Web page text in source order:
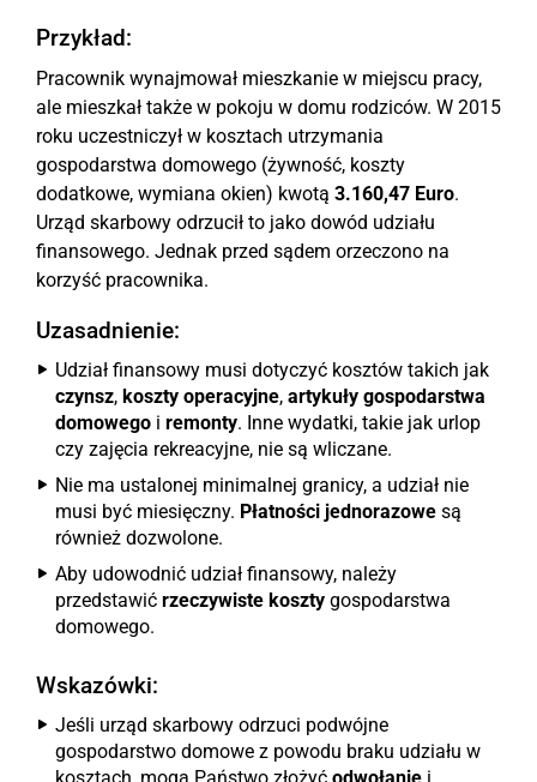
Przykład:
Pracownik wynajmował mieszkanie w miejscu pracy,
ale mieszkał także w pokoju w domu rodziców. W 2015
roku uczestniczył w kosztach utrzymania
gospodarstwa domowego (żywność, koszty
dodatkowe, wymiana okien) kwotą 3.160,47 Euro.
Urząd skarbowy odrzucił to jako dowód udziału
finansowego. Jednak przed sądem orzeczono na
korzyść pracownika.
Uzasadnienie:
Udział finansowy musi dotyczyć kosztów takich jak
czynsz, koszty operacyjne, artykuły gospodarstwa
domowego i remonty. Inne wydatki, takie jak urlop
czy zajęcia rekreacyjne, nie są wliczane.
Nie ma ustalonej minimalnej granicy, a udział nie
musi być miesięczny. Płatności jednorazowe są
również dozwolone.
Aby udowodnić udział finansowy, należy
przedstawić rzeczywiste koszty gospodarstwa
domowego.
Wskazówki:
Jeśli urząd skarbowy odrzuci podwójne
gospodarstwo domowe z powodu braku udziału w